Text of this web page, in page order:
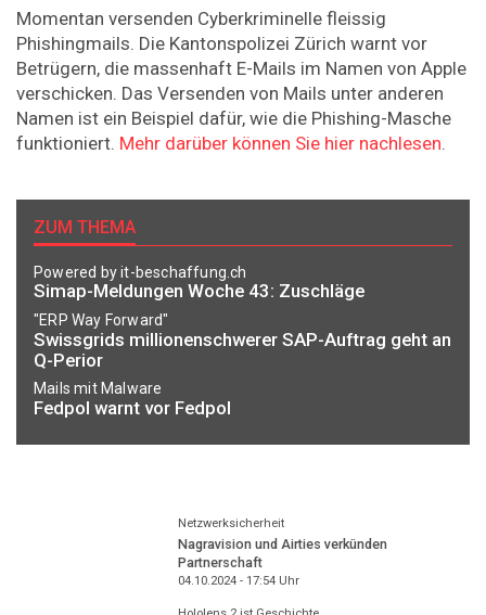
Momentan versenden Cyberkriminelle fleissig
Phishingmails. Die Kantonspolizei Zürich warnt vor
Betrügern, die massenhaft E-Mails im Namen von Apple
verschicken. Das Versenden von Mails unter anderen
Namen ist ein Beispiel dafür, wie die Phishing-Masche
funktioniert. Mehr darüber können Sie hier nachlesen.
ZUM THEMA
Powered by it-beschaffung.ch
Simap-Meldungen Woche 43: Zuschläge
"ERP Way Forward"
Swissgrids millionenschwerer SAP-Auftrag geht an
Q-Perior
Mails mit Malware
Fedpol warnt vor Fedpol
Netzwerksicherheit
Nagravision und Airties verkünden
Partnerschaft
04.10.2024 - 17:54Uhr